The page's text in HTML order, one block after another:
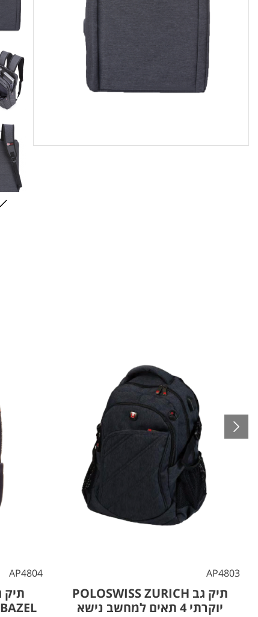
AP4803
תיק גב POLOSWISS ZURICH
יוקרתי 4 תאים למחשב נישא
AP4804
BAZEL למחשב נישא גזרת ריבוע